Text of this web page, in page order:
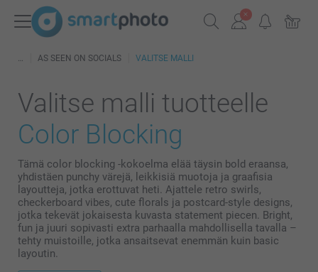
AS SEEN ON SOCIALS VALITSE MALLI
Valitse malli tuotteelle
Color Blocking
Tämä color blocking -kokoelma elää täysin bold eraansa,
yhdistäen punchy värejä, leikkisiä muotoja ja graafisia
layoutteja, jotka erottuvat heti. Ajattele retro swirls,
checkerboard vibes, cute florals ja postcard-style designs,
jotka tekevät jokaisesta kuvasta statement piecen. Bright,
fun ja juuri sopivasti extra parhaalla mahdollisella tavalla –
tehty muistoille, jotka ansaitsevat enemmän kuin basic
layoutin.